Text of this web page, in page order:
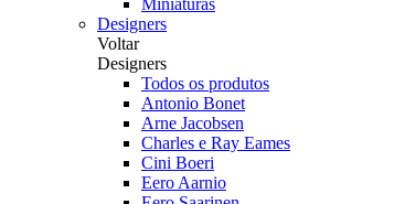
Miniaturas
Designers
Voltar
Designers
Todos os produtos
Antonio Bonet
Arne Jacobsen
Charles e Ray Eames
Cini Boeri
Eero Aarnio